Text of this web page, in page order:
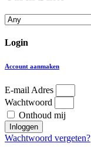
Login
Account aanmaken
E-mail Adres
Wachtwoord
Onthoud mij
Inloggen
Wachtwoord vergeten?